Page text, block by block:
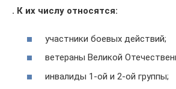
. К их числу относятся:
участники боевых действий;
ветераны Великой
инвалиды 1-ой и 2-ой группы;